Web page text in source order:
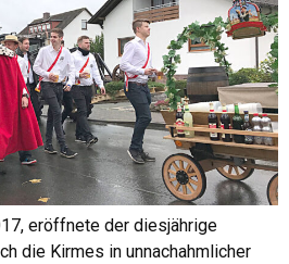
eröffnete der diesjährige
die Kirmes in unnachahmlicher